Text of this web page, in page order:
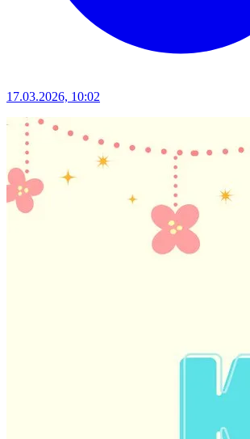
17.03.2026, 10:02